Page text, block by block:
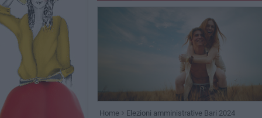
Home Elezioni amministrative Bari 2024